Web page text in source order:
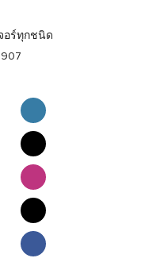
อร์นิเจอร์ทุกชนิด
English
Pilipino